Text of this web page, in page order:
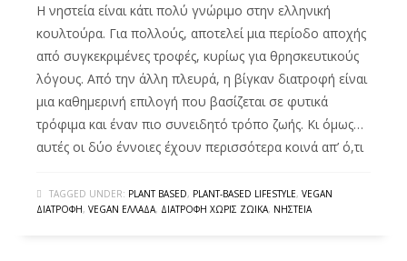
Η νηστεία είναι κάτι πολύ γνώριμο στην ελληνική
κουλτούρα. Για πολλούς, αποτελεί μια περίοδο αποχής
από συγκεκριμένες τροφές, κυρίως για θρησκευτικούς
λόγους. Από την άλλη πλευρά, η βίγκαν διατροφή είναι
μια καθημερινή επιλογή που βασίζεται σε φυτικά
τρόφιμα και έναν πιο συνειδητό τρόπο ζωής. Κι όμως…
αυτές οι δύο έννοιες έχουν περισσότερα κοινά απ’ ό,τι
TAGGED UNDER: PLANT BASED, PLANT-BASED LIFESTYLE, VEGAN
ΔΙΑΤΡΟΦΉ, VEGAN ΕΛΛΆΔΑ, ΔΙΑΤΡΟΦΉ ΧΩΡΊΣ ΖΩΙΚΆ, ΝΗΣΤΕΊΑ